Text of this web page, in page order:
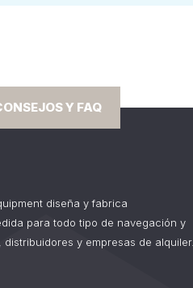
Y FAQ
diseña y fabrica
para todo tipo de navegación y
y empresas de alquiler.